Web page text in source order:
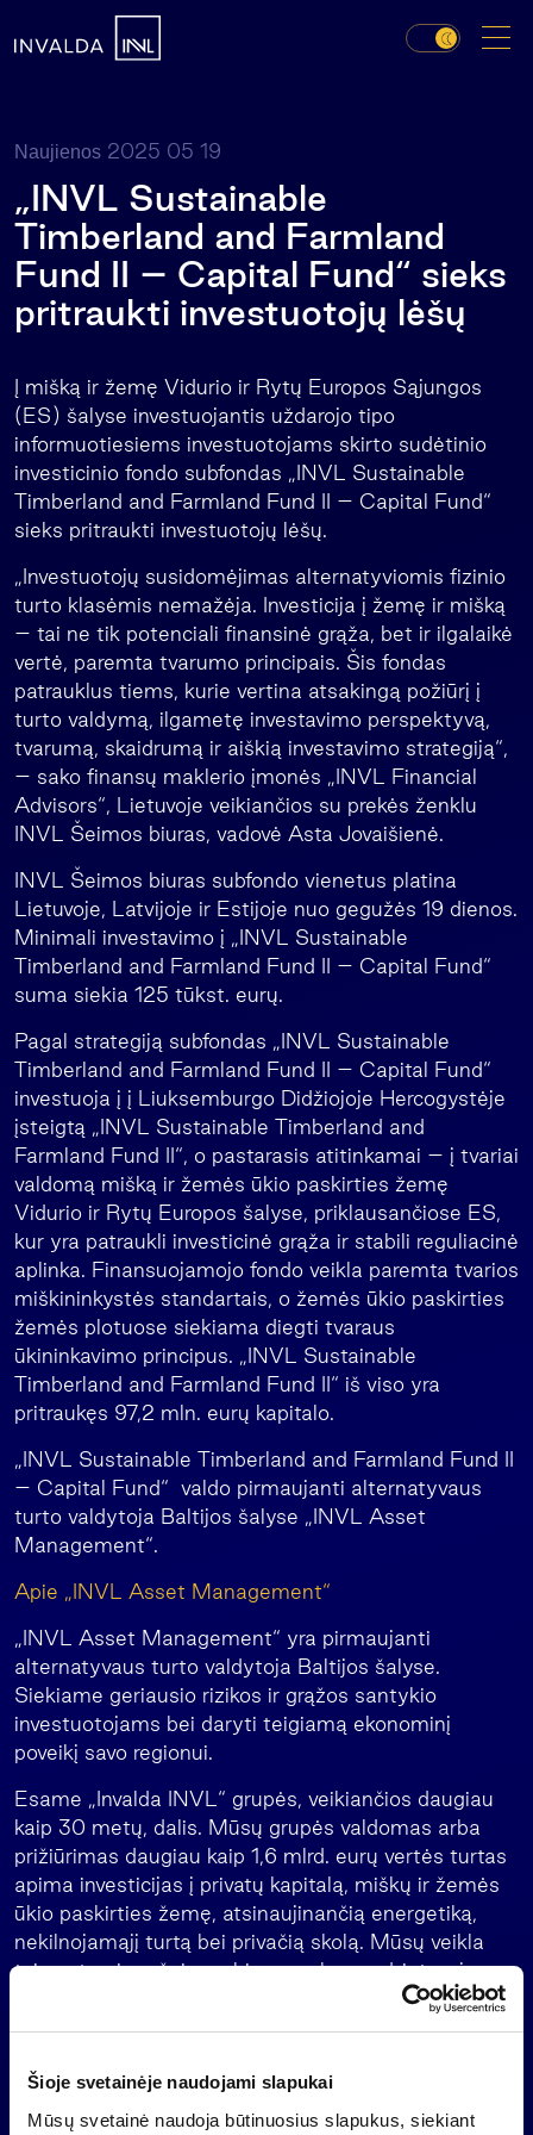
Šioje svetainėje naudojami slapukai
Mūsų svetainė naudoja būtinuosius slapukus, siekiant
Naujienos 2025 05 19
„INVL Sustainable
Timberland and Farmland
Fund II – Capital Fund“ sieks
pritraukti investuotojų lėšų
Į mišką ir žemę Vidurio ir Rytų Europos Sąjungos
(ES) šalyse investuojantis uždarojo tipo
informuotiesiems investuotojams skirto sudėtinio
investicinio fondo subfondas „INVL Sustainable
Timberland and Farmland Fund II – Capital Fund“
sieks pritraukti investuotojų lėšų.
„Investuotojų susidomėjimas alternatyviomis fizinio
turto klasėmis nemažėja. Investicija į žemę ir mišką
– tai ne tik potenciali finansinė grąža, bet ir ilgalaikė
vertė, paremta tvarumo principais. Šis fondas
patrauklus tiems, kurie vertina atsakingą požiūrį į
turto valdymą, ilgametę investavimo perspektyvą,
tvarumą, skaidrumą ir aiškią investavimo strategiją“,
– sako finansų maklerio įmonės „INVL Financial
Advisors“, Lietuvoje veikiančios su prekės ženklu
INVL Šeimos biuras, vadovė Asta Jovaišienė.
INVL Šeimos biuras subfondo vienetus platina
Lietuvoje, Latvijoje ir Estijoje nuo gegužės 19 dienos.
Minimali investavimo į „INVL Sustainable
Timberland and Farmland Fund II – Capital Fund“
suma siekia 125 tūkst. eurų.
Pagal strategiją subfondas „INVL Sustainable
Timberland and Farmland Fund II – Capital Fund“
investuoja į į Liuksemburgo Didžiojoje Hercogystėje
įsteigtą „INVL Sustainable Timberland and
Farmland Fund II“, o pastarasis atitinkamai – į tvariai
valdomą mišką ir žemės ūkio paskirties žemę
Vidurio ir Rytų Europos šalyse, priklausančiose ES,
kur yra patraukli investicinė grąža ir stabili reguliacinė
aplinka. Finansuojamojo fondo veikla paremta tvarios
miškininkystės standartais, o žemės ūkio paskirties
žemės plotuose siekiama diegti tvaraus
ūkininkavimo principus. „INVL Sustainable
Timberland and Farmland Fund II“ iš viso yra
pritraukęs 97,2 mln. eurų kapitalo.
„INVL Sustainable Timberland and Farmland Fund II
– Capital Fund“ valdo pirmaujanti alternatyvaus
turto valdytoja Baltijos šalyse „INVL Asset
Management“.
Apie „INVL Asset Management“
„INVL Asset Management“ yra pirmaujanti
alternatyvaus turto valdytoja Baltijos šalyse.
Siekiame geriausio rizikos ir grąžos santykio
investuotojams bei daryti teigiamą ekonominį
poveikį savo regionui.
Esame „Invalda INVL“ grupės, veikiančios daugiau
kaip 30 metų, dalis. Mūsų grupės valdomas arba
prižiūrimas daugiau kaip 1,6 mlrd. eurų vertės turtas
apima investicijas į privatų kapitalą, miškų ir žemės
ūkio paskirties žemę, atsinaujinančią energetiką,
nekilnojamąjį turtą bei privačią skolą. Mūsų veikla
taip pat apima šeimos biuro paslaugas Lietuvoje,
Latvijoje ir Estijoje, pensijų fondų Latvijoje valdymą
ir investicijas į pasaulinius trečiųjų šalių fondus.